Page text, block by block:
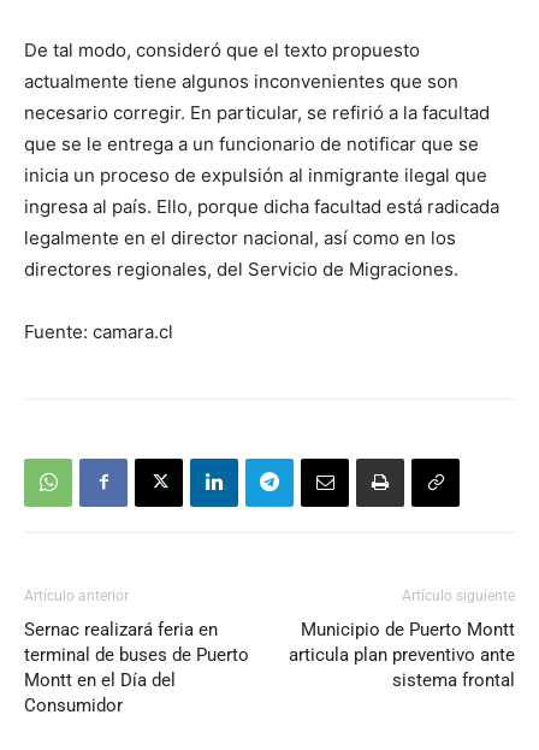
De tal modo, consideró que el texto propuesto
actualmente tiene algunos inconvenientes que son
necesario corregir. En particular, se refirió a la facultad
que se le entrega a un funcionario de notificar que se
inicia un proceso de expulsión al inmigrante ilegal que
ingresa al país. Ello, porque dicha facultad está radicada
legalmente en el director nacional, así como en los
directores regionales, del Servicio de Migraciones.
Fuente: camara.cl
Artículo anterior
Sernac realizará feria en
terminal de buses de Puerto
Montt en el Día del
Consumidor
Artículo siguiente
Municipio de Puerto Montt
articula plan preventivo ante
sistema frontal